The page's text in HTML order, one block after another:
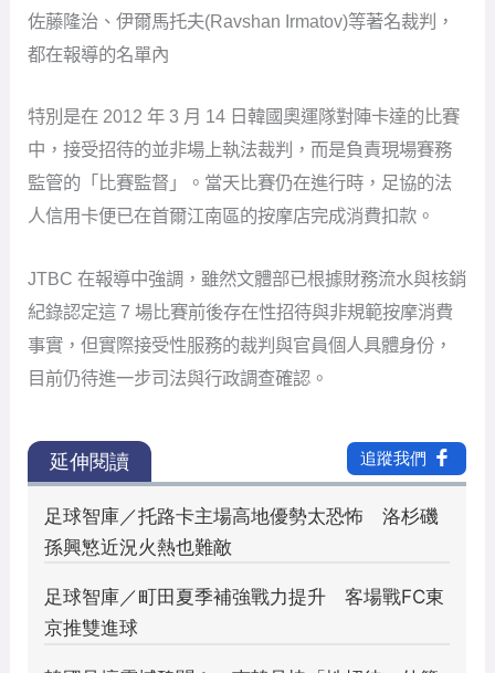
佐藤隆治、伊爾馬托夫(Ravshan Irmatov)等著名裁判，
都在報導的名單內
特別是在 2012 年 3 月 14 日韓國奧運隊對陣卡達的比賽
中，接受招待的並非場上執法裁判，而是負責現場賽務
監管的「比賽監督」。當天比賽仍在進行時，足協的法
人信用卡便已在首爾江南區的按摩店完成消費扣款。
JTBC 在報導中強調，雖然文體部已根據財務流水與核銷
紀錄認定這 7 場比賽前後存在性招待與非規範按摩消費
事實，但實際接受性服務的裁判與官員個人具體身份，
目前仍待進一步司法與行政調查確認。